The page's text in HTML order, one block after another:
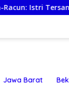
Pungli
Jawa Barat